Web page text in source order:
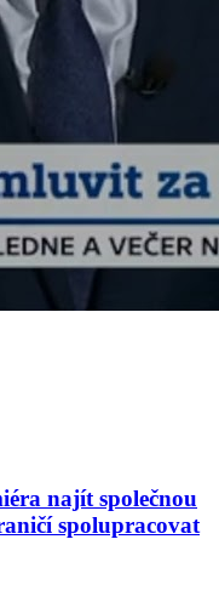
najít společnou
spolupracovat